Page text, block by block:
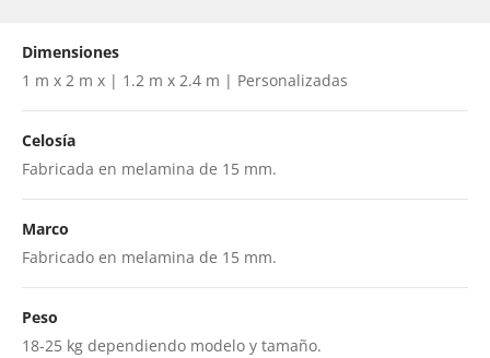
Dimensiones
1 m x 2 m x | 1.2 m x 2.4 m | Personalizadas
Celosía
Fabricada en melamina de 15 mm.
Marco
Fabricado en melamina de 15 mm.
Peso
18-25 kg dependiendo modelo y tamaño.